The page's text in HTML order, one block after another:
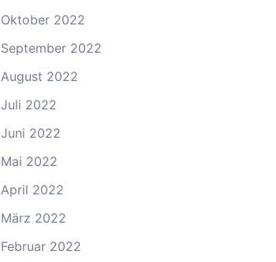
Oktober 2022
September 2022
August 2022
Juli 2022
Juni 2022
Mai 2022
April 2022
März 2022
Februar 2022